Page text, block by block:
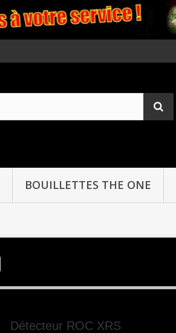
BOUILLETTES THE ONE
Détecteur ROC XRS